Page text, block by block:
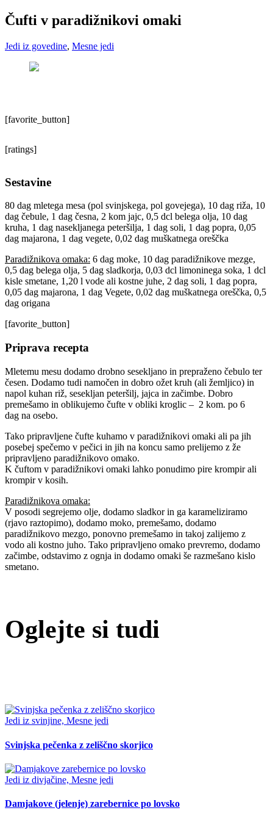
Čufti v paradižnikovi omaki
Jedi iz govedine, Mesne jedi
[favorite_button]
[ratings]
Sestavine
80 dag mletega mesa (pol svinjskega, pol govejega), 10 dag riža, 10
dag čebule, 1 dag česna, 2 kom jajc, 0,5 dcl belega olja, 10 dag
kruha, 1 dag nasekljanega peteršilja, 1 dag soli, 1 dag popra, 0,05
dag majarona, 1 dag vegete, 0,02 dag muškatnega oreščka
Paradižnikova omaka: 6 dag moke, 10 dag paradižnikove mezge,
0,5 dag belega olja, 5 dag sladkorja, 0,03 dcl limoninega soka, 1 dcl
kisle smetane, 1,20 l vode ali kostne juhe, 2 dag soli, 1 dag popra,
0,05 dag majarona, 1 dag Vegete, 0,02 dag muškatnega oreščka, 0,5
dag origana
[favorite_button]
Priprava recepta
Mletemu mesu dodamo drobno sesekljano in prepraženo čebulo ter
česen. Dodamo tudi namočen in dobro ožet kruh (ali žemljico) in
napol kuhan riž, sesekljan peteršilj, jajca in začimbe. Dobro
premešamo in oblikujemo čufte v obliki kroglic – 2 kom. po 6
dag na osebo.
Tako pripravljene čufte kuhamo v paradižnikovi omaki ali pa jih
posebej spečemo v pečici in jih na koncu samo prelijemo z že
pripravljeno paradižnikovo omako.
K čuftom v paradižnikovi omaki lahko ponudimo pire krompir ali
krompir v kosih.
Paradižnikova omaka:
V posodi segrejemo olje, dodamo sladkor in ga karameliziramo
(rjavo raztopimo), dodamo moko, premešamo, dodamo
paradižnikovo mezgo, ponovno premešamo in takoj zalijemo z
vodo ali kostno juho. Tako pripravljeno omako prevremo, dodamo
začimbe, odstavimo z ognja in dodamo omaki še razmešano kislo
smetano.
Oglejte si tudi
Jedi iz svinjine, Mesne jedi
Svinjska pečenka z zeliščno skorjico
Jedi iz divjačine, Mesne jedi
Damjakove (jelenje) zarebernice po lovsko